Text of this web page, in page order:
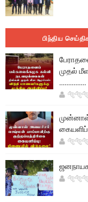
பிந்திய
முதல்
...............